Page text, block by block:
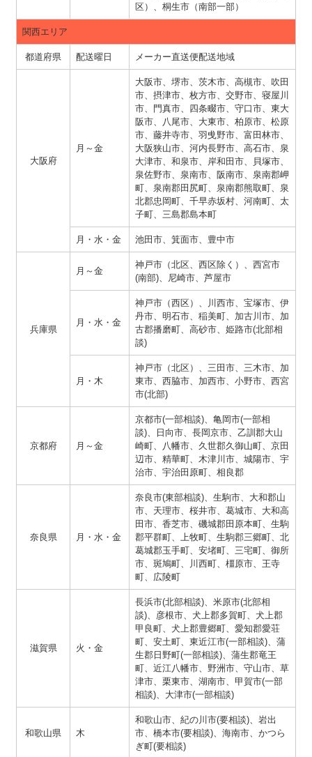
区）、桐生市（南部一部）
関西エリア
都道府県 配送曜日 メーカー直送便配送地域
大阪府
月～金
大阪市、堺市、茨木市、高槻市、吹田
市、摂津市、枚方市、交野市、寝屋川
市、門真市、四条畷市、守口市、東大
阪市、八尾市、大東市、柏原市、松原
市、藤井寺市、羽曵野市、富田林市、
大阪狭山市、河内長野市、高石市、泉
大津市、和泉市、岸和田市、貝塚市、
泉佐野市、泉南市、阪南市、泉南郡岬
町、泉南郡田尻町、泉南郡熊取町、泉
北郡忠岡町、千早赤坂村、河南町、太
子町、三島郡島本町
月・水・金 池田市、箕面市、豊中市
兵庫県
月～金
神戸市（北区、西区除く）、西宮市
(南部)、尼崎市、芦屋市
月・水・金
神戸市（西区）、川西市、宝塚市、伊
丹市、明石市、稲美町、加古川市、加
古郡播磨町、高砂市、姫路市(北部相
談)
月・木
神戸市（北区）、三田市、三木市、加
東市、西脇市、加西市、小野市、西宮
市(北部)
京都府 月～金
京都市(一部相談)、亀岡市(一部相
談)、日向市、長岡京市、乙訓郡大山
崎町、八幡市、久世郡久御山町、京田
辺市、精華町、木津川市、城陽市、宇
治市、宇治田原町、相良郡
奈良県 月・水・金
奈良市(東部相談)、生駒市、大和郡山
市、天理市、桜井市、葛城市、大和高
田市、香芝市、磯城郡田原本町、生駒
郡平群町、上牧町、生駒郡三郷町、北
葛城郡玉手町、安堵町、三宅町、御所
市、斑鳩町、川西町、橿原市、王寺
町、広陵町
滋賀県 火・金
長浜市(北部相談)、米原市(北部相
談)、彦根市、犬上郡多賀町、犬上郡
甲良町、犬上郡豊郷町、愛知郡愛荘
町、安土町、東近江市(一部相談)、蒲
生郡日野町(一部相談)、蒲生郡竜王
町、近江八幡市、野洲市、守山市、草
津市、栗東市、湖南市、甲賀市(一部
相談)、大津市(一部相談)
和歌山県 木
和歌山市、紀の川市(要相談)、岩出
市、橋本市(要相談)、海南市、かつら
ぎ町(要相談)